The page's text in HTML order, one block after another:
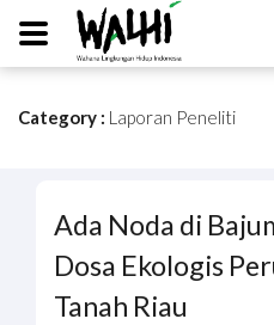
Category : Laporan Peneliti
Ada Noda di
Dosa Ekologis
Tanah Riau